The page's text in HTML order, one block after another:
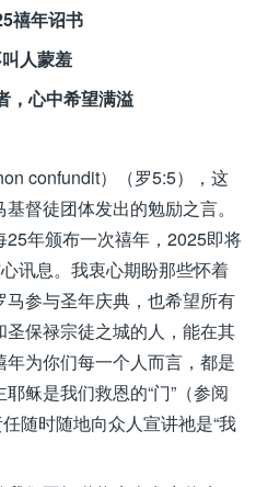
禧年诏书
人蒙羞
，心中希望满溢
confundit）（罗5:5），这
督徒团体发出的勉励之言。
年颁布一次禧年，2025即将
讯息。我衷心期盼那些怀着
参与圣年庆典，也希望所有
保禄宗徒之城的人，能在其
为你们每一个人而言，都是
稣是我们救恩的“门”（参阅
随时随地向众人宣讲祂是“我